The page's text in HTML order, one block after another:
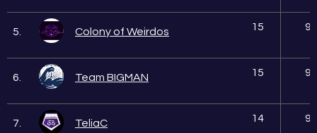
5. Colony of Weirdos 15 9
6. Team BIGMAN 15 9
7. TeliaC 14 9